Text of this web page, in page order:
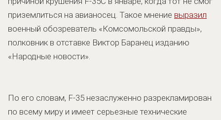
приземлиться на авианосец. Такое мнение выразил
военный обозреватель «Комсомольской правды»,
полковник в отставке Виктор Баранец изданию
«Народные новости».
По его словам, F-35 незаслуженно разрекламирован
по всему миру и имеет серьезные технические